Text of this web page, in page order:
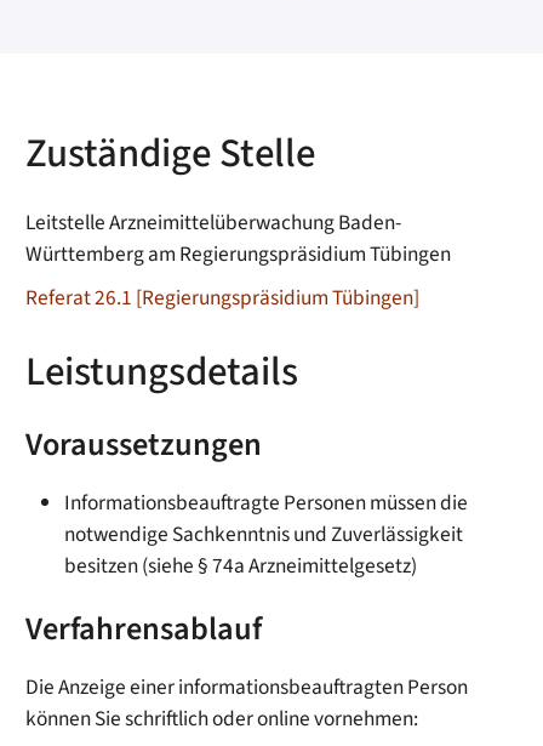
Zuständige Stelle
Leitstelle Arzneimittelüberwachung Baden-
Württemberg am Regierungspräsidium Tübingen
Referat 26.1 [Regierungspräsidium Tübingen]
Leistungsdetails
Voraussetzungen
Informationsbeauftragte Personen müssen die
notwendige Sachkenntnis und Zuverlässigkeit
besitzen (siehe § 74a Arzneimittelgesetz)
Verfahrensablauf
Die Anzeige einer informationsbeauftragten Person
können Sie schriftlich oder online vornehmen: